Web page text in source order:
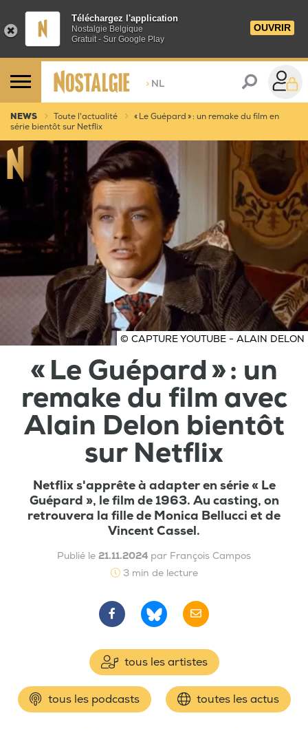
Téléchargez l'application
Nostalgie Belgique
Gratuit - Sur Google Play
OUVRIR
> NL
NEWS Toute l'actualité
« Le Guépard » : un remake du film en
série bientôt sur Netflix
© CAPTURE YOUTUBE - ALAIN DELON
« Le Guépard » : un
remake du film avec
Alain Delon bientôt
sur Netflix
Netflix s'apprête à adapter en série « Le
Guépard », le film de 1963. Au casting, on
retrouvera la fille de Monica Bellucci et de
Vincent Cassel.
Publié le 21.11.2024 par François Campos
3 min de lecture
tous les artistes
tous les podcasts toutes les actus